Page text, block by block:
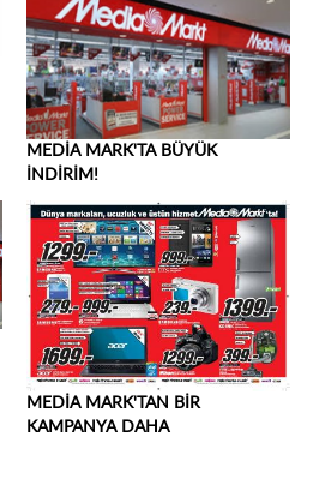
MEDİA MARK'TA BÜYÜK
İNDİRİM!
MEDİA MARK'TAN BİR
KAMPANYA DAHA